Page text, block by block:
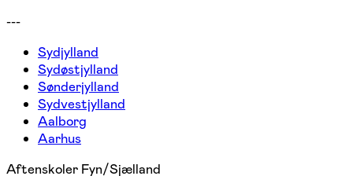
---
Sydjylland
Sydøstjylland
Sønderjylland
Sydvestjylland
Aalborg
Aarhus
Aftenskoler Fyn/Sjælland